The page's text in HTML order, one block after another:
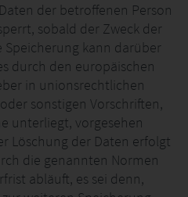
der betroffenen Person
sobald der Zweck der
Speicherung kann darüber
durch den europäischen
in unionsrechtlichen
sonstigen Vorschriften,
unterliegt, vorgesehen
Löschung der Daten erfolgt
die genannten Normen
abläuft, es sei denn,